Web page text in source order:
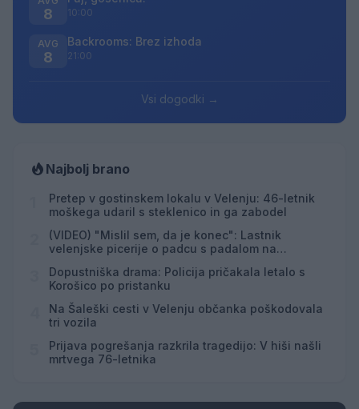
8 10:00
AVG
8
Backrooms: Brez izhoda
21:00
Vsi dogodki →
Najbolj brano
Pretep v gostinskem lokalu v Velenju: 46-letnik
moškega udaril s steklenico in ga zabodel
(VIDEO) "Mislil sem, da je konec": Lastnik
velenjske picerije o padcu s padalom na
Dopustniška drama: Policija pričakala letalo s
Korošico po pristanku
Na Šaleški cesti v Velenju občanka poškodovala
tri vozila
Prijava pogrešanja razkrila tragedijo: V hiši našli
mrtvega 76-letnika